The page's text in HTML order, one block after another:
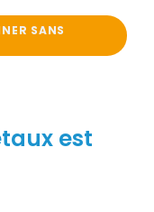
SANS
est